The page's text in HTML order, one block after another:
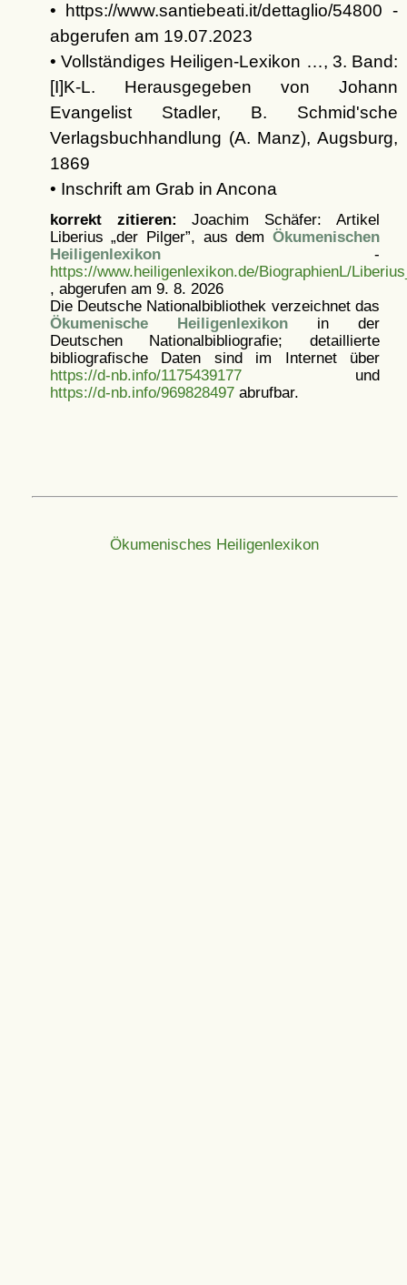
• https://www.santiebeati.it/dettaglio/54800 -
abgerufen am 19.07.2023
• Vollständiges Heiligen-Lexikon …, 3. Band:
[I]K-L. Herausgegeben von Johann
Evangelist Stadler, B. Schmid'sche
Verlagsbuchhandlung (A. Manz), Augsburg,
1869
• Inschrift am Grab in Ancona
korrekt zitieren: Joachim Schäfer: Artikel
Liberius „der Pilger”, aus dem Ökumenischen
Heiligenlexikon-
https://www.heiligenlexikon.de/BiographienL/
, abgerufen am 9. 8. 2026
Die Deutsche Nationalbibliothek verzeichnet das
Ökumenische Heiligenlexikonin der
Deutschen Nationalbibliografie; detaillierte
bibliografische Daten sind im Internet über
https://d-nb.info/1175439177und
https://d-nb.info/969828497abrufbar.
Ökumenisches Heiligenlexikon